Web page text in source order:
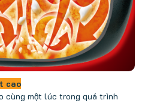
cao
cùng một lúc trong quá trình